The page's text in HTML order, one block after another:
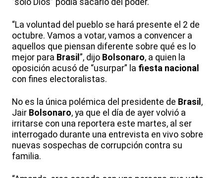
“solo Dios” podía sacarlo del poder.
“La voluntad del pueblo se hará presente el 2 de
octubre. Vamos a votar, vamos a convencer a
aquellos que piensan diferente sobre qué es lo
mejor para Brasil ”, dijo Bolsonaro, a quien la
oposición acusó de “usurpar” la fiesta nacional
con fines electoralistas.
No es la única polémica del presidente de Brasil ,
Jair Bolsonaro, ya que el día de ayer volvió a
irritarse con una reportera este martes, al ser
interrogado durante una entrevista en vivo sobre
nuevas sospechas de corrupción contra su
familia.